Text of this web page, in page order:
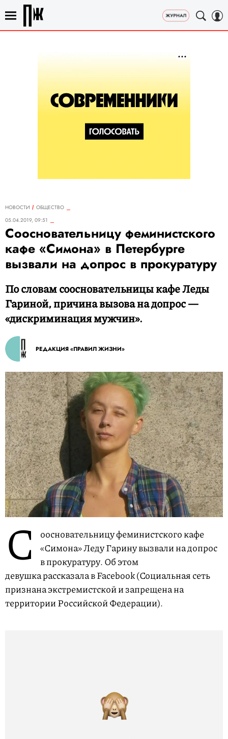
НОВОСТИ
ОБЩЕСТВО
05.04.2019, 09:51
Соосновательницу феминистского
кафе «Симона» в Петербурге
вызвали на допрос в прокуратуру
По словам соосновательницы кафе Леды
Гариной, причина вызова на допрос —
«дискриминация мужчин».
РЕДАКЦИЯ «ПРАВИЛ ЖИЗНИ»
С
оосновательницу феминистского кафе
«Симона» Леду Гарину вызвали на допрос
в прокуратуру. Об этом
девушка рассказала в Facebook (Социальная сеть
признана экстремистской и запрещена на
территории Российской Федерации).